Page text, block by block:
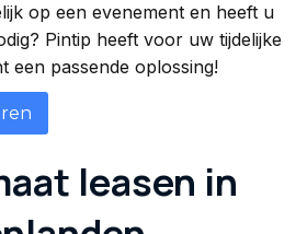
op een evenement en heeft u
Pintip heeft voor uw tijdelijke
een passende oplossing!
leasen in